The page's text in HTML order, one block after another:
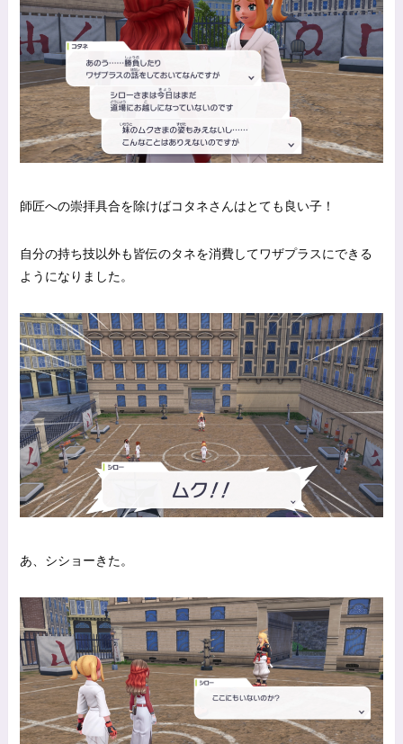
師匠への崇拝具合を除けばコタネさんはとても良い子！
自分の持ち技以外も皆伝のタネを消費してワザプラスにできる
ようになりました。
あ、シショーきた。